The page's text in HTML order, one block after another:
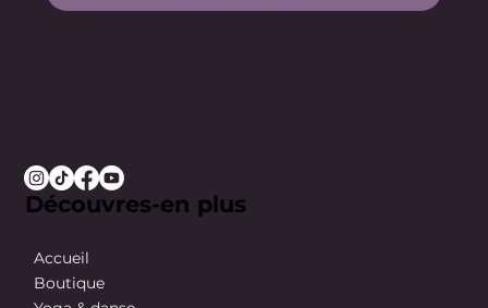
Découvres-en plus
Accueil
Boutique